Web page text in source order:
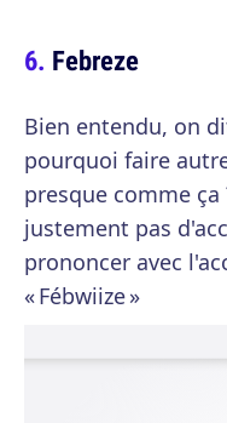
Febreze
Bien entendu, on
pourquoi faire
presque comme
justement pas
prononcer avec
« Fébwiize »